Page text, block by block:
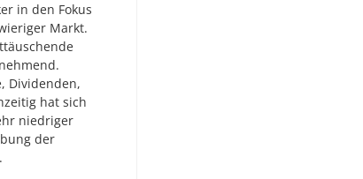
in den Fokus
Markt.
Dividenden,
hat sich
niedriger
der